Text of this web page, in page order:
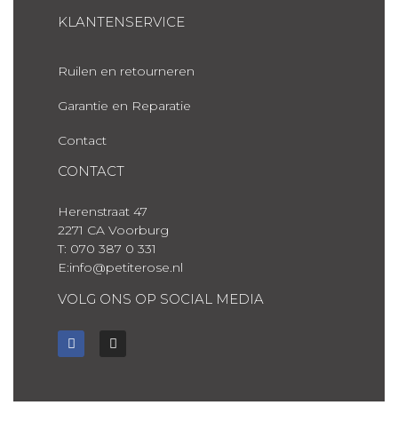
KLANTENSERVICE
Ruilen en retourneren
Garantie en Reparatie
Contact
CONTACT
Herenstraat 47
2271 CA Voorburg
T: 070 387 0 331
E:info@petiterose.nl
VOLG ONS OP SOCIAL MEDIA